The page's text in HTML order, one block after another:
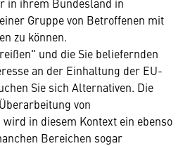
Gruppe von Betroffenen mit
zu können.
und die Sie beliefernden
an der Einhaltung der EU-
Sie sich Alternativen. Die
von
in diesem Kontext ein ebenso
Bereichen sogar